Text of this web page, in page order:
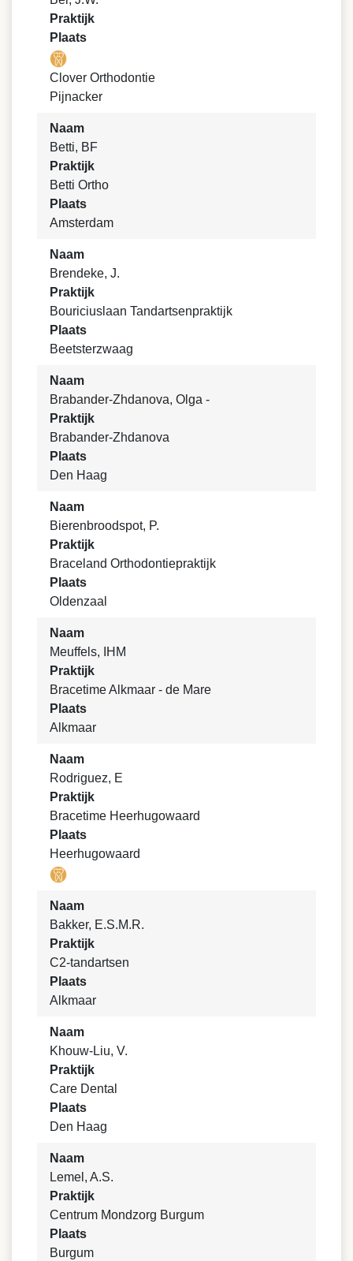
Praktijk
Plaats
Clover Orthodontie
Pijnacker
Naam
Betti, BF
Praktijk
Betti Ortho
Plaats
Amsterdam
Naam
Brendeke, J.
Praktijk
Bouriciuslaan Tandartsenpraktijk
Plaats
Beetsterzwaag
Naam
Brabander-Zhdanova, Olga -
Praktijk
Brabander-Zhdanova
Plaats
Den Haag
Naam
Bierenbroodspot, P.
Praktijk
Braceland Orthodontiepraktijk
Plaats
Oldenzaal
Naam
Meuffels, IHM
Praktijk
Bracetime Alkmaar - de Mare
Plaats
Alkmaar
Naam
Rodriguez, E
Praktijk
Bracetime Heerhugowaard
Plaats
Heerhugowaard
Naam
Bakker, E.S.M.R.
Praktijk
C2-tandartsen
Plaats
Alkmaar
Naam
Khouw-Liu, V.
Praktijk
Care Dental
Plaats
Den Haag
Naam
Lemel, A.S.
Praktijk
Centrum Mondzorg Burgum
Plaats
Burgum